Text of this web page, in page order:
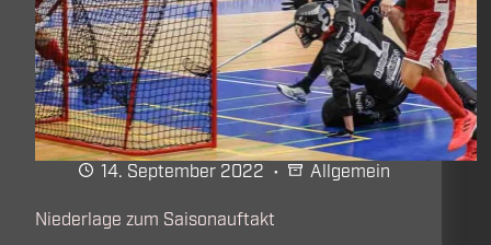
14. September 2022 Allgemein
Niederlage zum Saisonauftakt